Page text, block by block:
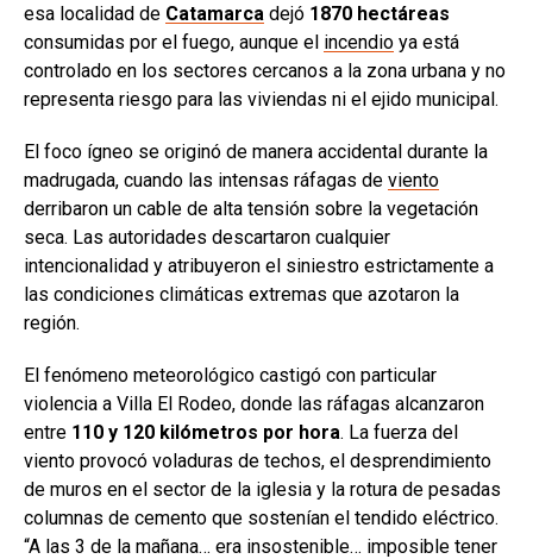
esa localidad de Catamarca dejó 1870 hectáreas
consumidas por el fuego, aunque el incendio ya está
controlado en los sectores cercanos a la zona urbana y no
representa riesgo para las viviendas ni el ejido municipal.
El foco ígneo se originó de manera accidental durante la
madrugada, cuando las intensas ráfagas de viento
derribaron un cable de alta tensión sobre la vegetación
seca. Las autoridades descartaron cualquier
intencionalidad y atribuyeron el siniestro estrictamente a
las condiciones climáticas extremas que azotaron la
región.
El fenómeno meteorológico castigó con particular
violencia a Villa El Rodeo, donde las ráfagas alcanzaron
entre 110 y 120 kilómetros por hora. La fuerza del
viento provocó voladuras de techos, el desprendimiento
de muros en el sector de la iglesia y la rotura de pesadas
columnas de cemento que sostenían el tendido eléctrico.
“A las 3 de la mañana… era insostenible… imposible tener